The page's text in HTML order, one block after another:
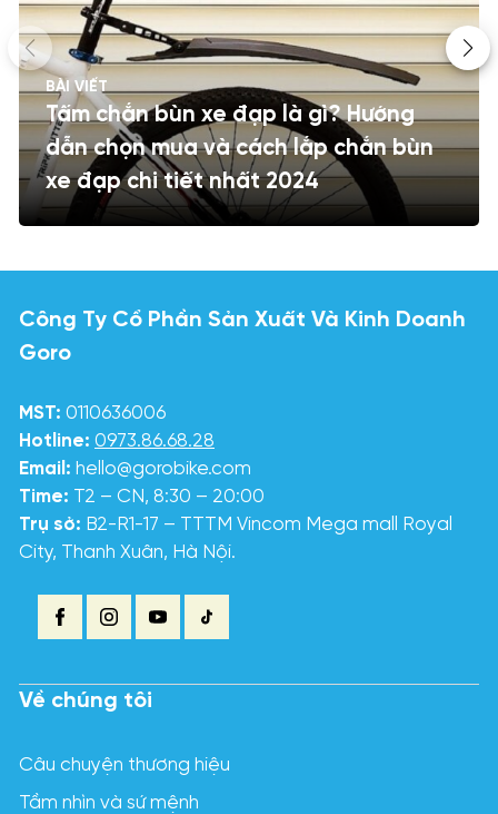
BÀI VIẾT
Tấm chắn bùn xe đạp là gì? Hướng
dẫn chọn mua và cách lắp chắn bùn
xe đạp chi tiết nhất 2024
Công Ty Cổ Phần Sản Xuất Và Kinh Doanh
Goro
MST: 0110636006
Hotline: 0973.86.68.28
Email: hello@gorobike.com
Time: T2 – CN, 8:30 – 20:00
Trụ sở: B2-R1-17 – TTTM Vincom Mega mall Royal
City, Thanh Xuân, Hà Nội.
Về chúng tôi
Câu chuyện thương hiệu
Tầm nhìn và sứ mệnh